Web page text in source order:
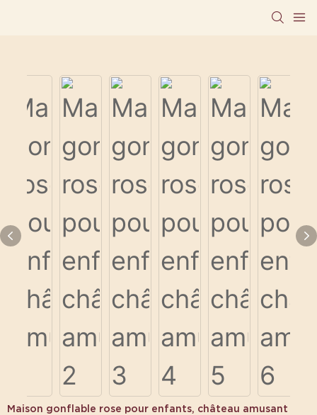
Maison gonflable rose pour enfants, château amusant